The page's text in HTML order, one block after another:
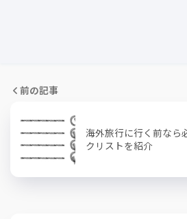
前の記事
海外旅行に行く前なら
クリストを紹介